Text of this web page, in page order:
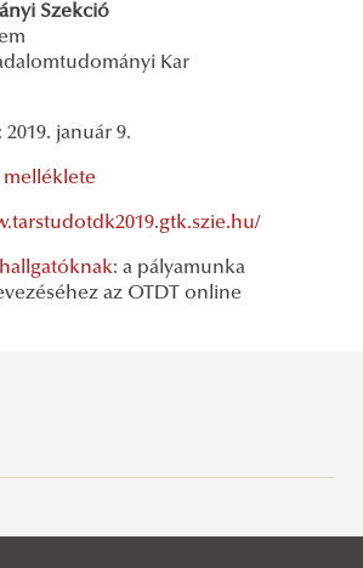
Szekció
Kar
január 9.
melléklete
: a pályamunka
az OTDT online